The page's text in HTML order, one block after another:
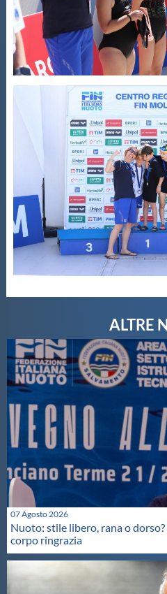
07 Agosto 2026
Nuoto: stile libero, rana o
corpo ringrazia